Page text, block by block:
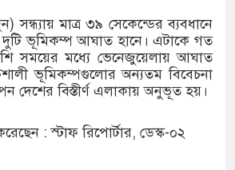
মাত্র ৩৯ সেকেন্ডের ব্যবধানে
দুটি ভূমিকম্প আঘাত হানে। এটাকে গত
সময়ের মধ্যে ভেনেজুয়েলায় আঘাত
ভূমিকম্পগুলোর অন্যতম বিবেচনা
দেশের বিস্তীর্ণ এলাকায় অনুভূত হয়।
: স্টাফ রিপোর্টার, ডেস্ক-০২